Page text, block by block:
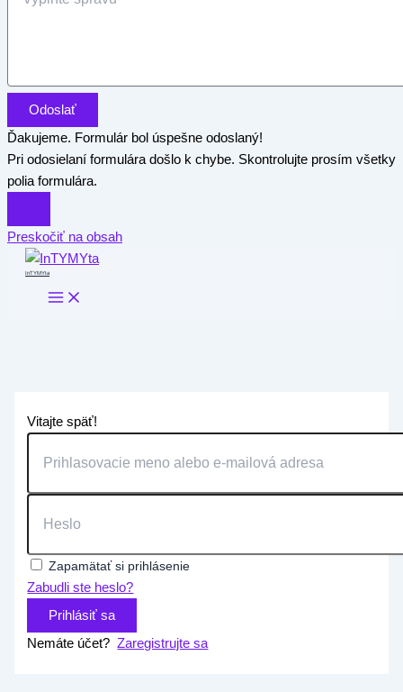
Odoslať
Ďakujeme. Formulár bol úspešne odoslaný!
Pri odosielaní formulára došlo k chybe. Skontrolujte prosím všetky
polia formulára.
Preskočiť na obsah
InTYMYta
Vitajte späť!
Zapamätať si prihlásenie
Zabudli ste heslo?
Prihlásiť sa
Nemáte účet?Zaregistrujte sa